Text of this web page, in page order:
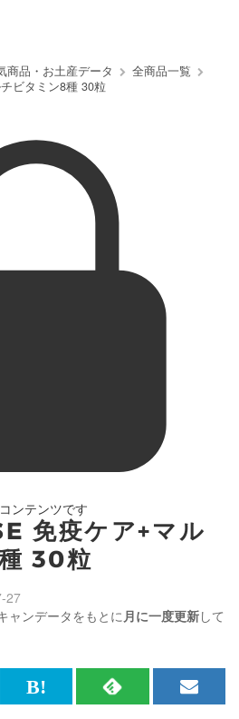
商品・お土産データ
全商品一覧
ビタミン8種 30粒
ンテンツです
免疫ケア+マル
30粒
ャンデータをもとに月に一度更新して
27
は
RSS
メ